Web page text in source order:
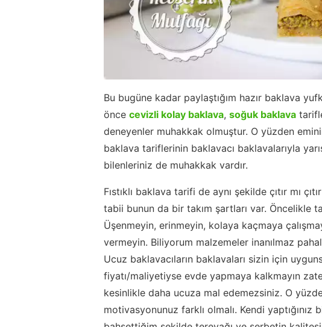
Bu bugüne kadar paylaştığım hazır baklava
önce cevizli kolay baklava, soğuk baklava
deneyenler muhakkak olmuştur. O yüzden
baklava tariflerinin baklavacı baklavalarıyla
bilenleriniz de muhakkak vardır.
Fıstıklı baklava tarifi de aynı şekilde çıtır mı
tabii bunun da bir takım şartları var. Öncelikle
Üşenmeyin, erinmeyin, kolaya kaçmaya
vermeyin. Biliyorum malzemeler inanılmaz
Ucuz baklavacıların baklavaları sizin için
fiyatı/maliyetiyse evde yapmaya kalkmayın
kesinlikle daha ucuza mal edemezsiniz. O
motivasyonunuz farklı olmalı. Kendi